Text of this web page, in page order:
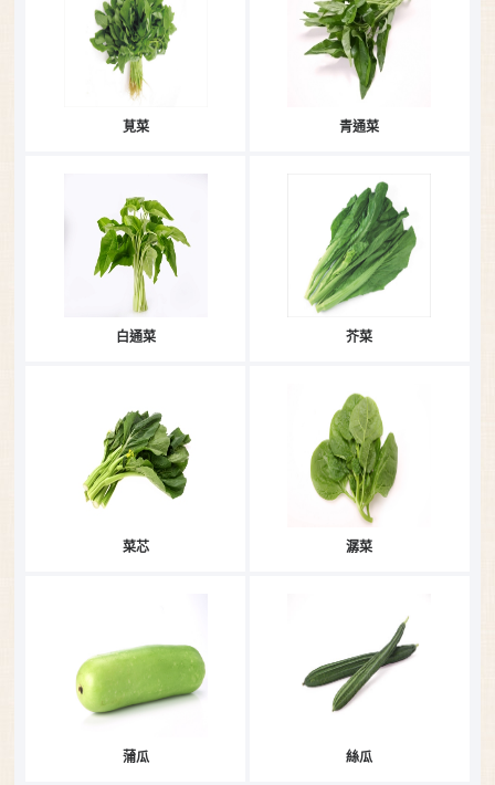
莧菜 青通菜
白通菜 芥菜
菜芯 潺菜
蒲瓜 絲瓜